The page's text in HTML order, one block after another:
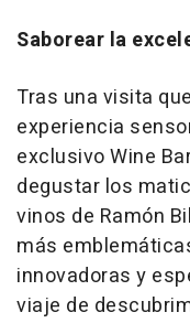
Saborear la
Tras una visita
experiencia
exclusivo Wine
degustar los
vinos de Ramón
más
innovadoras y
viaje de